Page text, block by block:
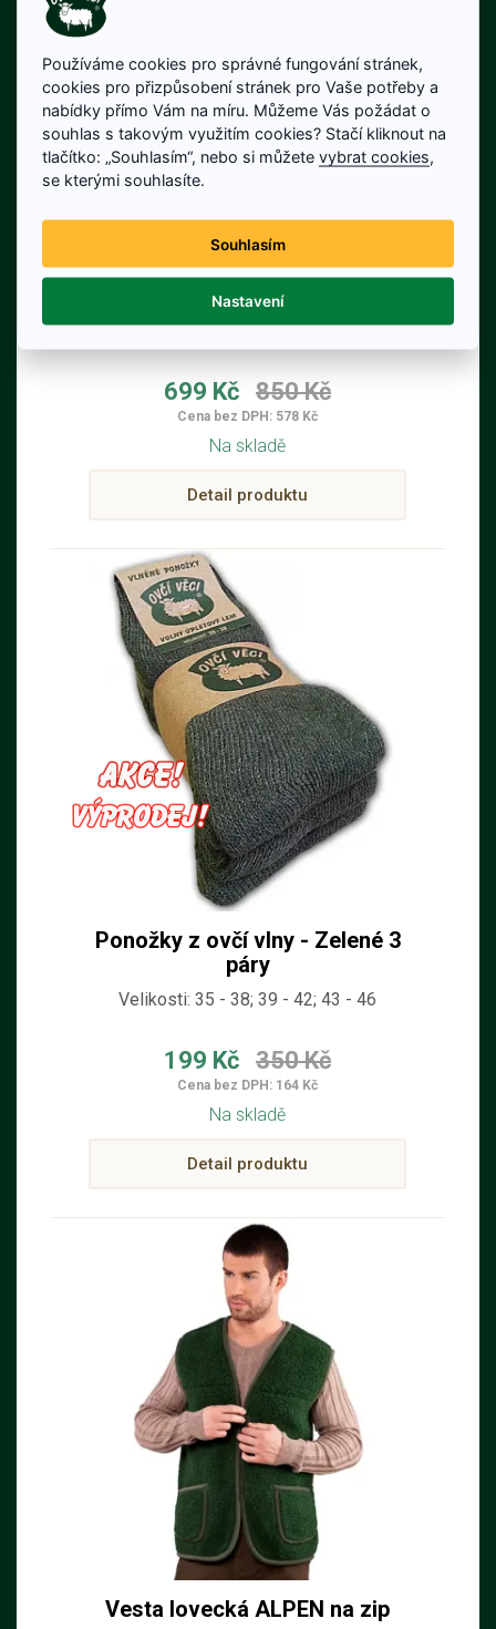
Vesta lovecká s límečkem
HUNTER
Lovecká vesta s límcem UNISEX
699 Kč 850 Kč
Cena bez DPH: 578 Kč
Na skladě
Detail produktu
Ponožky z ovčí vlny - Zelené 3
páry
Velikosti: 35 - 38; 39 - 42; 43 - 46
199 Kč 350 Kč
Cena bez DPH: 164 Kč
Na skladě
Detail produktu
Vesta lovecká ALPEN na zip
Používáme cookies pro správné fungování stránek,
cookies pro přizpůsobení stránek pro Vaše potřeby a
nabídky přímo Vám na míru. Můžeme Vás požádat o
souhlas s takovým využitím cookies? Stačí kliknout na
tlačítko: „Souhlasím“, nebo si můžetevybrat cookies,
se kterými souhlasíte.
Souhlasím
Nastavení